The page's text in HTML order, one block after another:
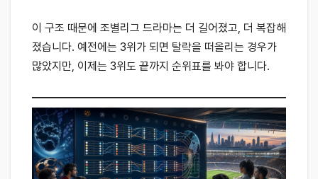
이 구조 때문에 조별리그 드라마는 더 길어졌고, 더 복잡해
졌습니다. 예전에는 3위가 되면 탈락을 떠올리는 경우가
많았지만, 이제는 3위도 끝까지 순위표를 봐야 합니다.